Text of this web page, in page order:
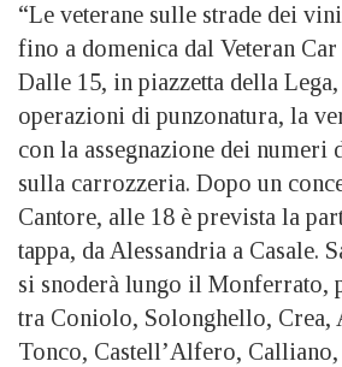
“Le veterane sulle strade dei
fino a domenica dal Veteran
Dalle 15, in piazzetta della
operazioni di punzonatura, la
con la assegnazione dei numeri
sulla carrozzeria. Dopo un
Cantore, alle 18 è prevista la
tappa, da Alessandria a Casale.
si snoderà lungo il Monferrato,
tra Coniolo, Solonghello, Crea,
Tonco, Castell’Alfero,